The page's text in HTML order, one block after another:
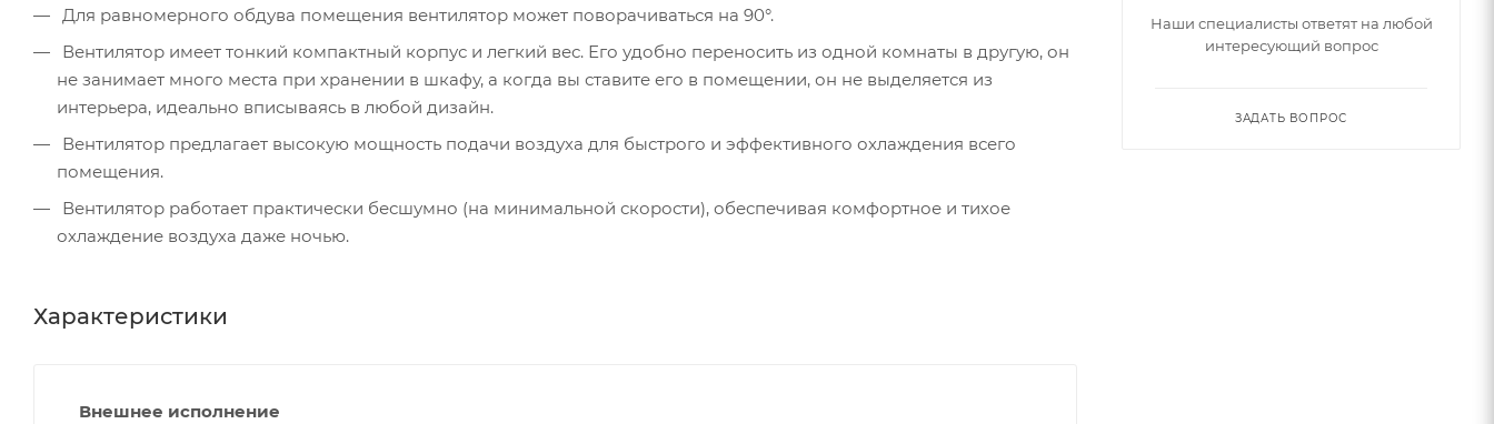
Для равномерного обдува помещения вентилятор может поворачиваться на 90°.
Вентилятор имеет тонкий компактный корпус и легкий вес. Его удобно переносить из одной комнаты в другую, он
не занимает много места при хранении в шкафу, а когда вы ставите его в помещении, он не выделяется из
интерьера, идеально вписываясь в любой дизайн.
Вентилятор предлагает высокую мощность подачи воздуха для быстрого и эффективного охлаждения всего
помещения.
Вентилятор работает практически бесшумно (на минимальной скорости), обеспечивая комфортное и тихое
охлаждение воздуха даже ночью.
Характеристики
Внешнее исполнение
Наши специалисты ответят на любой
интересующий вопрос
ЗАДАТЬ ВОПРОС